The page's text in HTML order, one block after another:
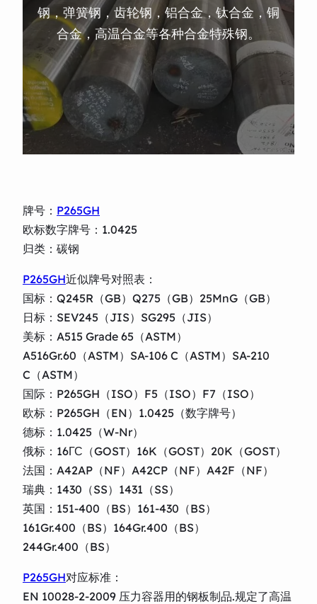
钢，弹簧钢，齿轮钢，铝合金，钛合金，铜
合金，高温合金等各种合金特殊钢。
牌号： P265GH
欧标数字牌号：1.0425
归类：碳钢
P265GH近似牌号对照表：
国标：Q245R（GB）Q275（GB）25MnG（GB）
日标：SEV245（JIS）SG295（JIS）
美标：A515 Grade 65（ASTM）
A516Gr.60（ASTM）SA-106 C（ASTM）SA-210
C（ASTM）
国际：P265GH（ISO）F5（ISO）F7（ISO）
欧标：P265GH（EN）1.0425（数字牌号）
德标：1.0425（W-Nr）
俄标：16ГС（GOST）16K（GOST）20K（GOST）
法国：A42AP（NF）A42CP（NF）A42F（NF）
瑞典：1430（SS）1431（SS）
英国：151-400（BS）161-430（BS）
161Gr.400（BS）164Gr.400（BS）
244Gr.400（BS）
P265GH对应标准：
EN 10028-2-2009 压力容器用的钢板制品.规定了高温